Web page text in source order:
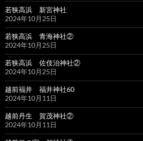
若狭高浜 新宮神社
2024年10月25日
若狭高浜 青海神社②
2024年10月25日
若狭高浜 佐伎治神社②
2024年10月25日
越前福井 福井神社60
2024年10月11日
越前丹生 賀茂神社②
2024年10月11日